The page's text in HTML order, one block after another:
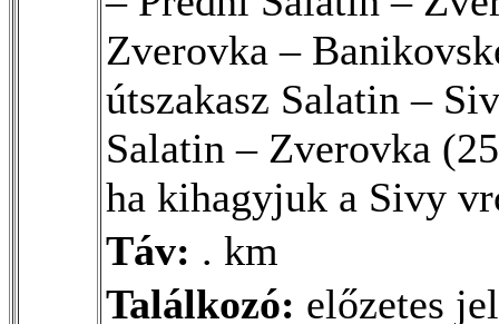
Zverovka –
útszakasz Salatin –
Salatin – Zverovka
ha kihagyjuk a Sivy
Táv: . km
Találkozó: előzetes